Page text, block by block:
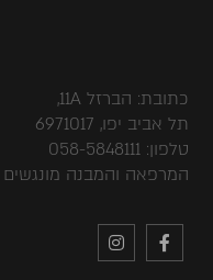
כתובת: הברזל 11A,
תל אביב יפו, 6971017
טלפון: 058-5848111
המרפאה והמבנה מונגשים